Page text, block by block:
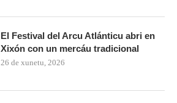
El Festival del Arcu Atlánticu abri en
Xixón con un mercáu tradicional
26 de xunetu, 2026